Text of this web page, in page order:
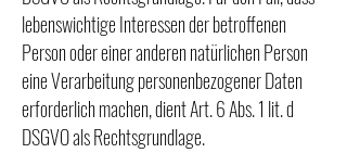
lebenswichtige Interessen der betroffenen
Person oder einer anderen natürlichen Person
eine Verarbeitung personenbezogener Daten
erforderlich machen, dient Art. 6 Abs. 1 lit. d
DSGVO als Rechtsgrundlage.